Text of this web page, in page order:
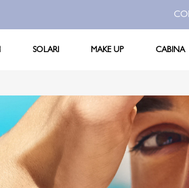
SOLARI MAKE UP CABINA